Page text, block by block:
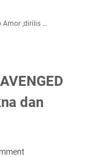
Amor ,dirilis …
dan